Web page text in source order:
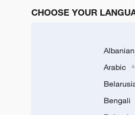
CHOOSE YOUR
Albanian
Arabic
Bengali